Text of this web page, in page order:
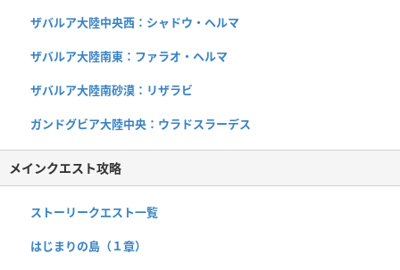
ザバルア大陸中央西：シャドウ・ヘルマ
ザバルア大陸南東：ファラオ・ヘルマ
ザバルア大陸南砂漠：リザラビ
ガンドグビア大陸中央：ウラドスラーデス
メインクエスト攻略
ストーリークエスト一覧
はじまりの島（１章）